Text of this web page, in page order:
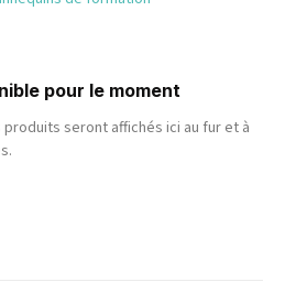
pour le moment
seront affichés ici au fur et à